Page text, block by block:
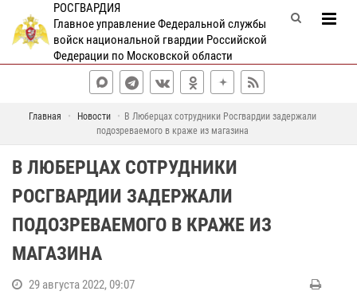
РОСГВАРДИЯ
Главное управление Федеральной службы
войск национальной гвардии Российской
Федерации по Московской области
Главная Новости
В Люберцах сотрудники Росгвардии задержали
подозреваемого в краже из магазина
В ЛЮБЕРЦАХ СОТРУДНИКИ
РОСГВАРДИИ ЗАДЕРЖАЛИ
ПОДОЗРЕВАЕМОГО В КРАЖЕ ИЗ
МАГАЗИНА
29 августа 2022, 09:07